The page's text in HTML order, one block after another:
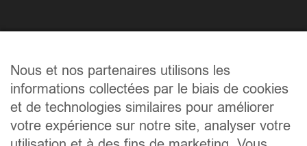
Accueil
Qui sommes-nous ?
Les biens
Les régions
Nous et nos partenaires utilisons les
informations collectées par le biais de cookies
et de technologies similaires pour améliorer
votre expérience sur notre site, analyser votre